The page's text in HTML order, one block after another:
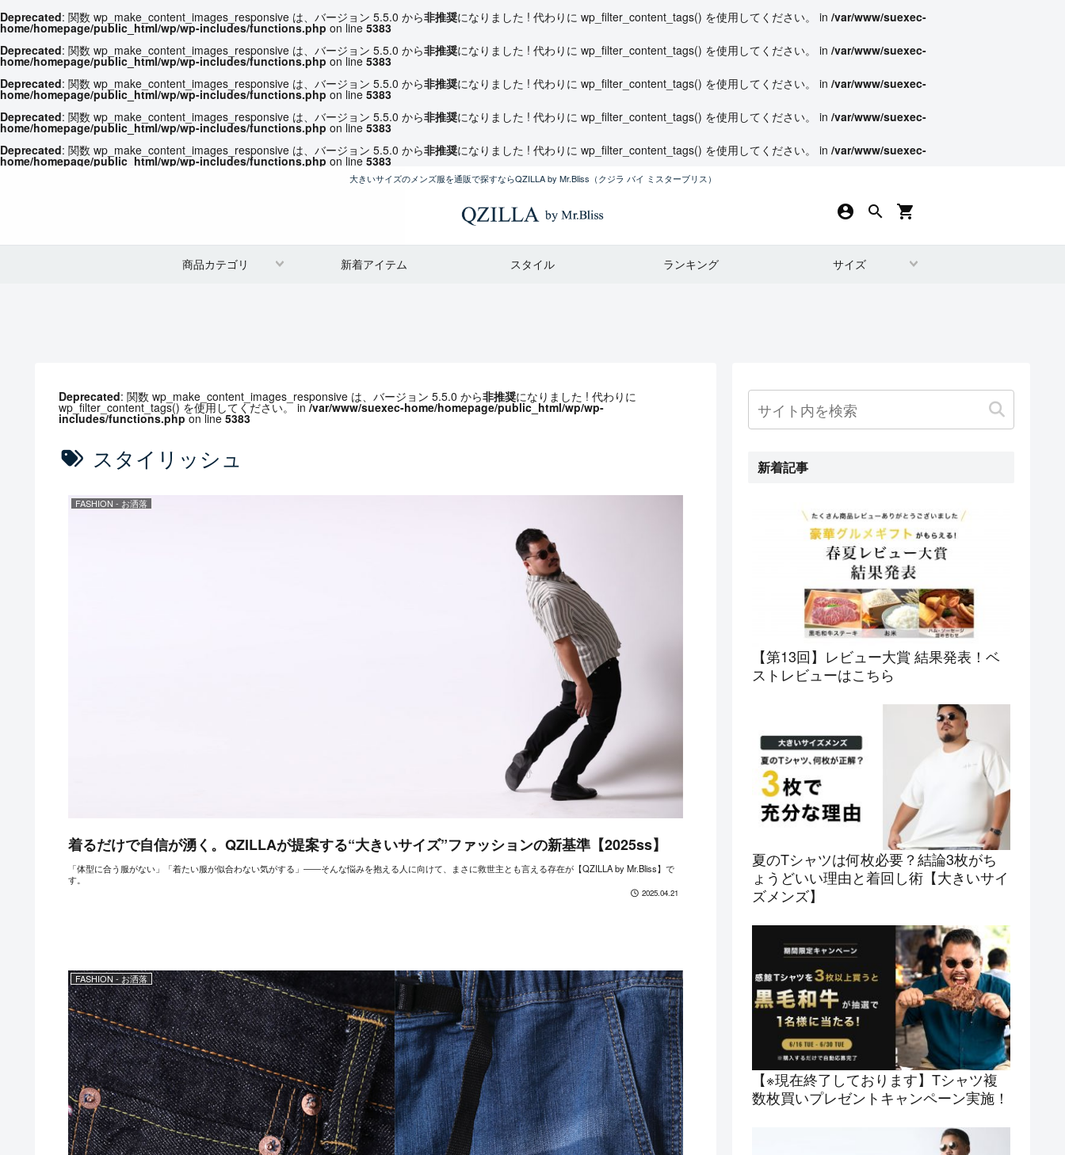
Deprecated: 関数 wp_make_content_images_responsive は、バージョン 5.5.0 から非推奨になりました ! 代わりに wp_filter_content_tags() を使用してください。 in /var/www/suexec-
home/homepage/public_html/wp/wp-includes/functions.php on line 5383
Deprecated: 関数 wp_make_content_images_responsive は、バージョン 5.5.0 から非推奨になりました ! 代わりに wp_filter_content_tags() を使用してください。 in /var/www/suexec-
home/homepage/public_html/wp/wp-includes/functions.php on line 5383
Deprecated: 関数 wp_make_content_images_responsive は、バージョン 5.5.0 から非推奨になりました ! 代わりに wp_filter_content_tags() を使用してください。 in /var/www/suexec-
home/homepage/public_html/wp/wp-includes/functions.php on line 5383
Deprecated: 関数 wp_make_content_images_responsive は、バージョン 5.5.0 から非推奨になりました ! 代わりに wp_filter_content_tags() を使用してください。 in /var/www/suexec-
home/homepage/public_html/wp/wp-includes/functions.php on line 5383
Deprecated: 関数 wp_make_content_images_responsive は、バージョン 5.5.0 から非推奨になりました ! 代わりに wp_filter_content_tags() を使用してください。 in /var/www/suexec-
home/homepage/public_html/wp/wp-includes/functions.php on line 5383
大きいサイズのメンズ服を通販で探すならQZILLA by Mr.Bliss （クジラ バイ ミスターブリス）
local_grocery_store
search
account_circle
商品カテゴリ 新着アイテム スタイル ランキング サイズ
Deprecated: 関数 wp_make_content_images_responsive は、バージョン 5.5.0 から非推奨になりました ! 代わりに
wp_filter_content_tags() を使用してください。 in /var/www/suexec-home/homepage/public_html/wp/wp-
includes/functions.phpon line5383
スタイリッシュ
FASHION - お洒落
着るだけで自信が湧く。QZILLAが提案する“大きいサイズ”ファッションの新基準【2025ss】
「体型に合う服がない」「着たい服が似合わない気がする」――そんな悩みを抱える人に向けて、まさに救世主とも言える存在が【QZILLA by Mr.Bliss】で
す。
2025.04.21
FASHION - お洒落
新着記事
【第13回】レビュー大賞 結果発表！ベ
ストレビューはこちら
夏のTシャツは何枚必要？結論3枚がち
ょうどいい理由と着回し術【大きいサイ
ズメンズ】
【※現在終了しております】Tシャツ複
数枚買いプレゼントキャンペーン実施！